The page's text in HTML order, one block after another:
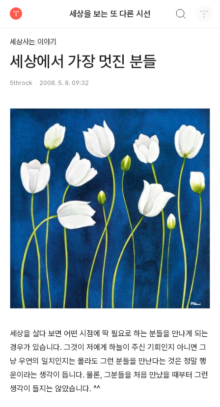
세상을 보는 또 다른 시선
세상사는 이야기
세상에서 가장 멋진 분들
5throck 2008. 5. 8. 09:32
세상을 살다 보면 어떤 시점에 딱 필요로 하는 분들을 만나게 되는
경우가 있습니다. 그것이 저에게 하늘이 주신 기회인지 아니면 그
냥 우연의 일치인지는 몰라도 그런 분들을 만난다는 것은 정말 행
운이라는 생각이 듭니다. 물론, 그분들을 처음 만났을 때부터 그런
생각이 들지는 않았습니다. ^^